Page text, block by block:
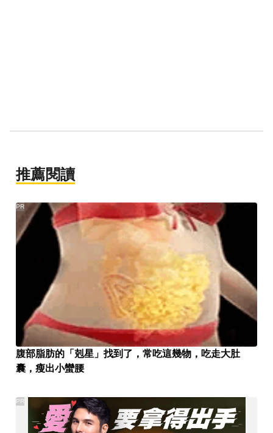
推薦閱讀
腹部脂肪的「剋星」找到了，常吃這幾物，吃走大肚
囊，瘦出小蠻腰
PR
PR